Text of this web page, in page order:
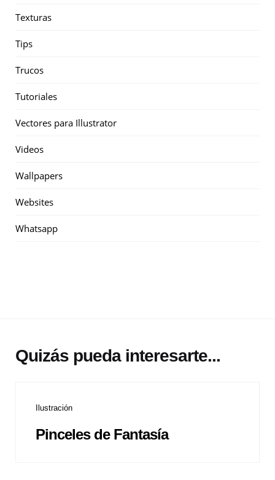
Texturas
Tips
Trucos
Tutoriales
Vectores para Illustrator
Videos
Wallpapers
Websites
Whatsapp
Quizás pueda interesarte...
Ilustración
Pinceles de Fantasía